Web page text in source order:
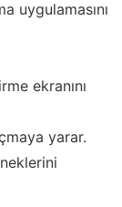
uygulamasını
ekranını
yarar.